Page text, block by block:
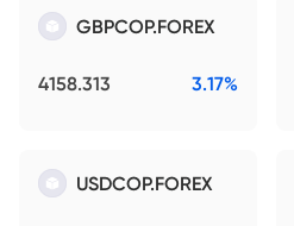
GBPCOP.FOREX
4158.313 3.17%
USDCOP.FOREX